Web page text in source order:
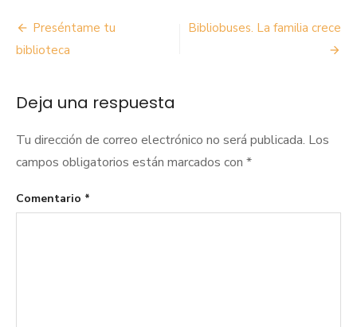
Navegación
de
Preséntame tu
biblioteca
Bibliobuses. La familia crece
Deja una respuesta
Tu dirección de correo electrónico no será publicada. Los
campos obligatorios están marcados con *
Comentario *